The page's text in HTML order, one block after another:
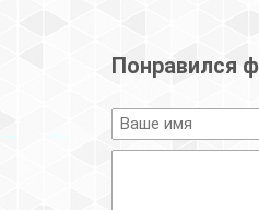
Понравился